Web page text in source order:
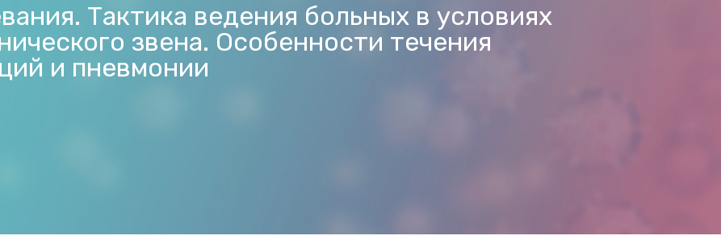
Тактика ведения больных в условиях
звена. Особенности течения
и пневмонии